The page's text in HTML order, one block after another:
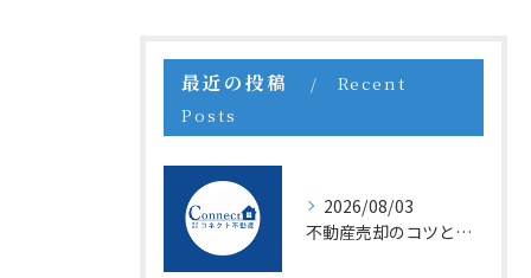
最近の投稿
Recent
Posts
2026/08/03
不動産売却のコツと沖縄県名護市中頭郡読谷村で成功する戦略のポイント